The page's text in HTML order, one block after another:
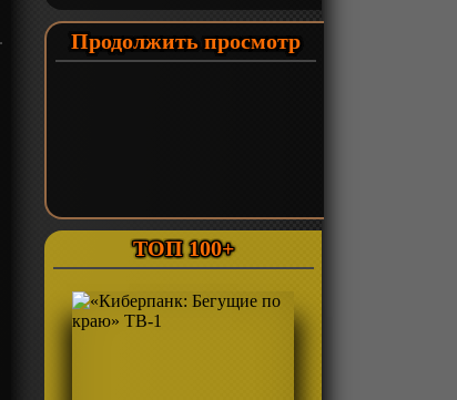
Продолжить просмотр
ТОП 100+